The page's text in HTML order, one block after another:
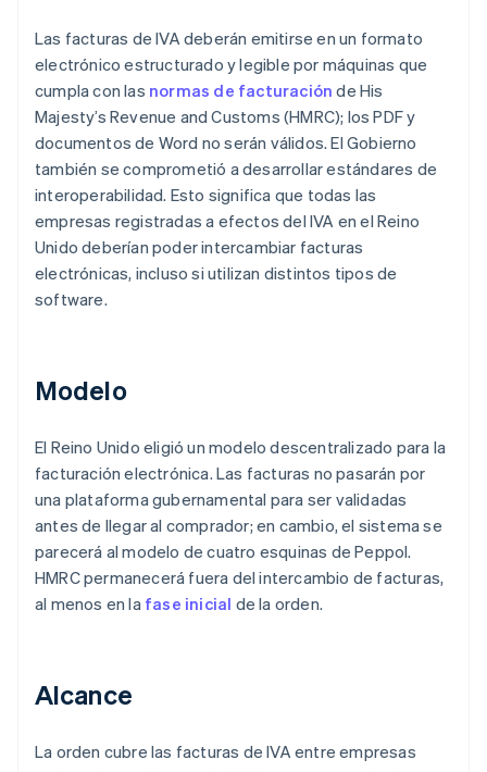
Las facturas de IVA deberán emitirse en un formato
electrónico estructurado y legible por máquinas que
cumpla con las normas de facturación de His
Majesty’s Revenue and Customs (HMRC); los PDF y
documentos de Word no serán válidos. El Gobierno
también se comprometió a desarrollar estándares de
interoperabilidad. Esto significa que todas las
empresas registradas a efectos del IVA en el Reino
Unido deberían poder intercambiar facturas
electrónicas, incluso si utilizan distintos tipos de
software.
Modelo
El Reino Unido eligió un modelo descentralizado para la
facturación electrónica. Las facturas no pasarán por
una plataforma gubernamental para ser validadas
antes de llegar al comprador; en cambio, el sistema se
parecerá al modelo de cuatro esquinas de Peppol.
HMRC permanecerá fuera del intercambio de facturas,
al menos en la fase inicial de la orden.
Alcance
La orden cubre las facturas de IVA entre empresas